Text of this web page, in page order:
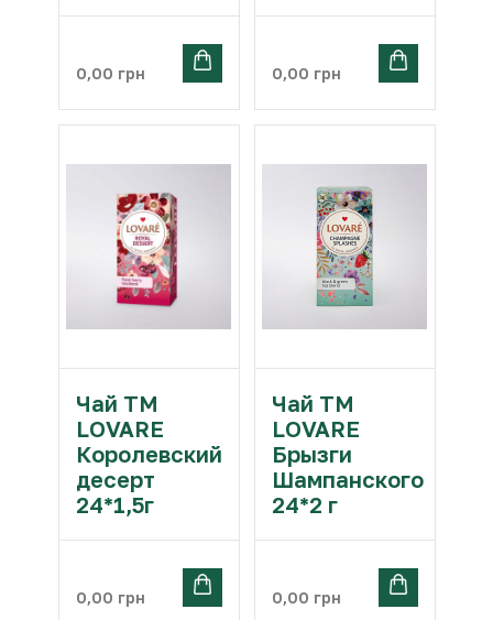
0,00 грн 0,00 грн
Чай ТМ
LOVARE
Королевский
десерт
24*1,5г
0,00 грн
Чай ТМ
LOVARE
Брызги
Шампанского
24*2 г
0,00 грн